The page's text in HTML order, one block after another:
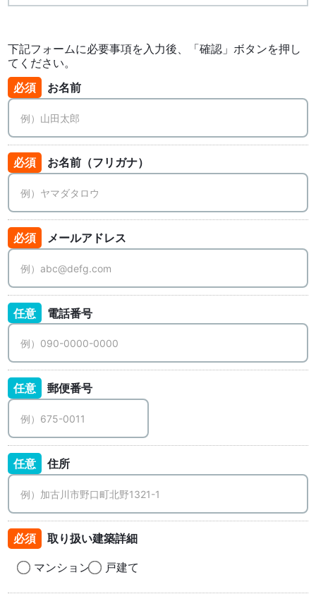
下記フォームに必要事項を入力後、「確認」ボタンを押し
てください。
必須
お名前
必須 お名前（フリガナ）
必須 メールアドレス
任意 電話番号
任意 郵便番号
任意 住所
必須 取り扱い建築詳細
マンション 戸建て